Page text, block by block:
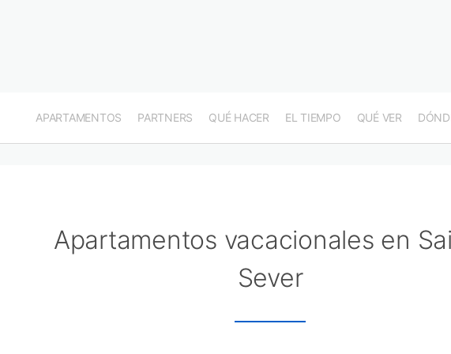
APARTAMENTOS PARTNERS QUÉ HACER EL TIEMPO QUÉ VER
Apartamentos vacacionales en
Sever